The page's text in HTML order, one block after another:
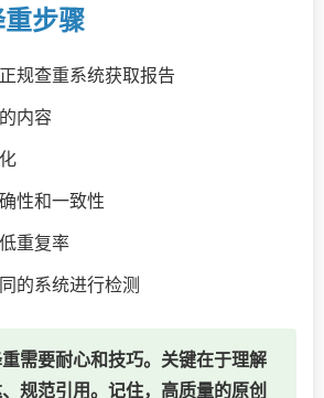
步骤
规查重系统获取报告
内容
性和一致性
重复率
的系统进行检测
需要耐心和技巧。关键在于理解
规范引用。记住，高质量的原创